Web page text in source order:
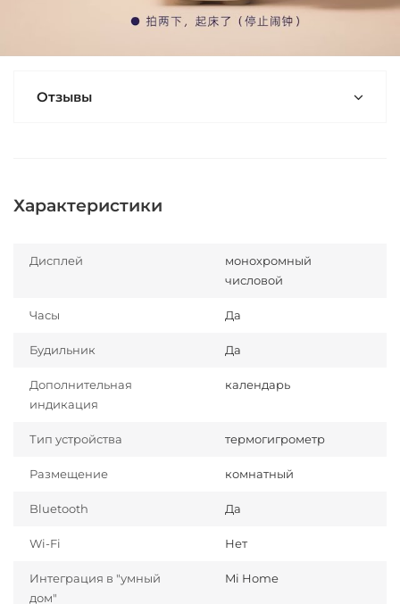
Отзывы
Характеристики
Дисплей
монохромный
числовой
Часы Да
Будильник Да
Дополнительная
индикация
календарь
Тип устройства термогигрометр
Размещение комнатный
Bluetooth Да
Wi-Fi Нет
Интеграция в "умный
дом"
Mi Home